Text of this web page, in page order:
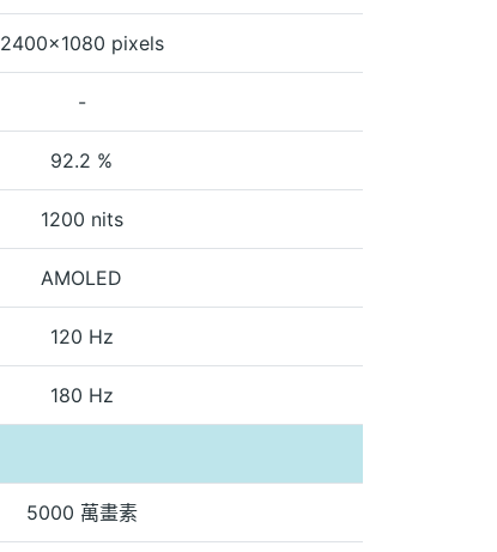
2400x1080 pixels
-
92.2 %
1200 nits
AMOLED
120 Hz
180 Hz
5000 萬畫素